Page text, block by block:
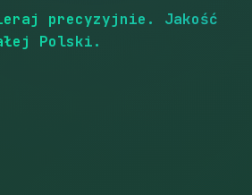
precyzyjnie. Jakość
Polski.